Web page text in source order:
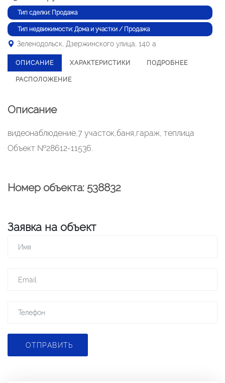
Тип сделки: Продажа
Тип недвижимости: Дома и участки / Продажа
Зеленодольск, Дзержинского улица, 140 а
ОПИСАНИЕ ХАРАКТЕРИСТИКИ ПОДРОБНЕЕ
РАСПОЛОЖЕНИЕ
Описание
видеонаблюдение,7 участок,баня,гараж, теплица
Объект №28612-11536.
Номер объекта: 538832
Заявка на объект
ОТПРАВИТЬ